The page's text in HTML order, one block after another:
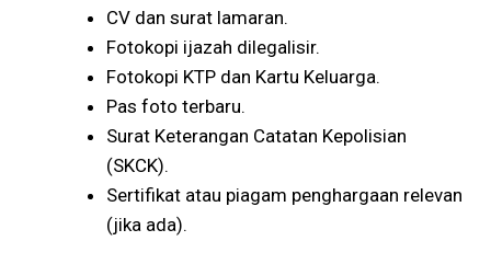
CV dan surat lamaran.
Fotokopi ijazah dilegalisir.
Fotokopi KTP dan Kartu Keluarga.
Pas foto terbaru.
Surat Keterangan Catatan Kepolisian
(SKCK).
Sertifikat atau piagam penghargaan relevan
(jika ada)​​.